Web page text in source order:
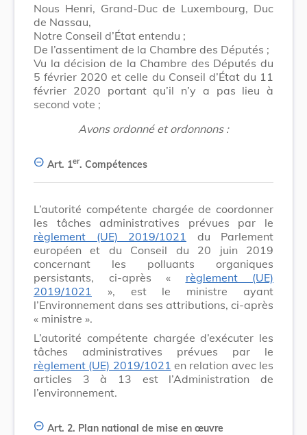
Nous Henri, Grand-Duc de Luxembourg, Duc
de Nassau,
Notre Conseil d’État entendu ;
De l’assentiment de la Chambre des Députés ;
Vu la décision de la Chambre des Députés du
5 février 2020 et celle du Conseil d’État du 11
février 2020 portant qu’il n’y a pas lieu à
second vote ;
Avons ordonné et ordonnons :
Art. 1er. Compétences
L’autorité compétente chargée de coordonner
les tâches administratives prévues par le
règlement (UE) 2019/1021
du Parlement
européen et du Conseil du 20 juin 2019
concernant les polluants organiques
persistants, ci-après « règlement (UE)
2019/1021
», est le ministre ayant
l’Environnement dans ses attributions, ci-après
« ministre ».
L’autorité compétente chargée d’exécuter les
tâches administratives prévues par le
règlement (UE) 2019/1021 en relation avec les
articles 3 à 13 est l’Administration de
l’environnement.
Art. 2. Plan national de mise en œuvre